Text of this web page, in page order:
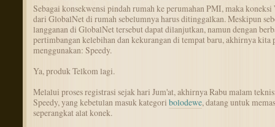
Sebagai konsekwensi pindah rumah ke perumahan PMI, maka
dari GlobalNet di rumah sebelumnya harus ditinggalkan. Meskipun
langganan di GlobalNet tersebut dapat dilanjutkan, namun dengan
pertimbangan kelebihan dan kekurangan di tempat baru, akhirnya kita
menggunakan: Speedy.
Ya, produk Telkom lagi.
Melalui proses registrasi sejak hari Jum'at, akhirnya Rabu malam
Speedy, yang kebetulan masuk kategori bolodewe, datang untuk
seperangkat alat konek.